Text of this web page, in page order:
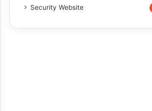
Security Website